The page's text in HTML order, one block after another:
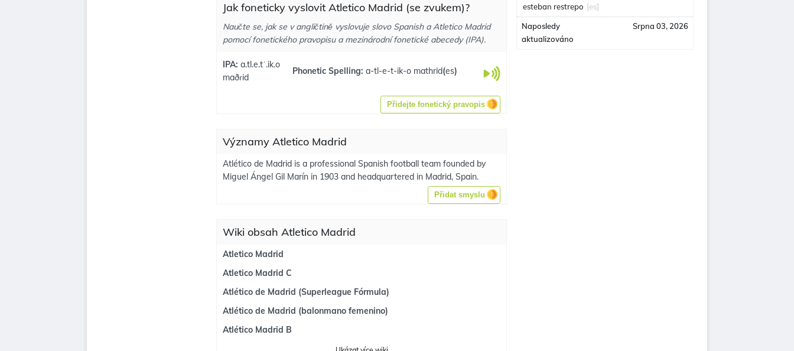
Jak foneticky vyslovit Atletico Madrid (se zvukem)?
Naučte se, jak se v angličtině vyslovuje slovo Spanish a Atletico Madrid
pomocí fonetického pravopisu a mezinárodní fonetické abecedy (IPA).
IPA: a.tl.e.tˈ.ik.o
maðɾid
Phonetic Spelling: a-tl-e-t-ik-o mathrid(es)
Přidejte fonetický pravopis
Významy Atletico Madrid
Atlético de Madrid is a professional Spanish football team founded by
Miguel Ángel Gil Marín in 1903 and headquartered in Madrid, Spain.
Přidat smyslu
Wiki obsah Atletico Madrid
Atletico Madrid
Atletico Madrid C
Atlético de Madrid (Superleague Fórmula)
Atlético de Madrid (balonmano femenino)
Atlético Madrid B
esteban restrepo [es]
Naposledy
aktualizováno
Srpna 03, 2026